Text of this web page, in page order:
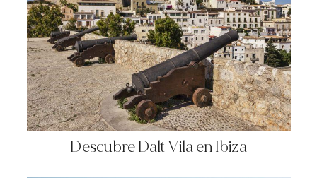
Descubre Dalt Vila en Ibiza